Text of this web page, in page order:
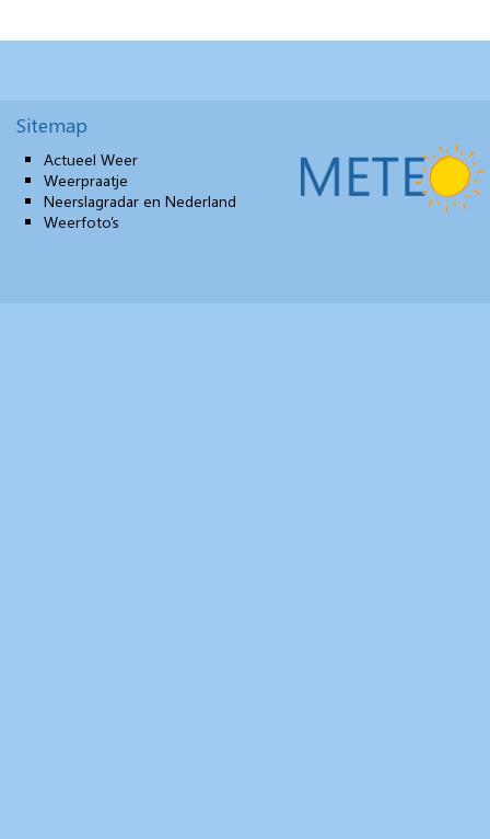
Sitemap
Actueel Weer
Weerpraatje
Neerslagradar en Nederland
Weerfoto’s